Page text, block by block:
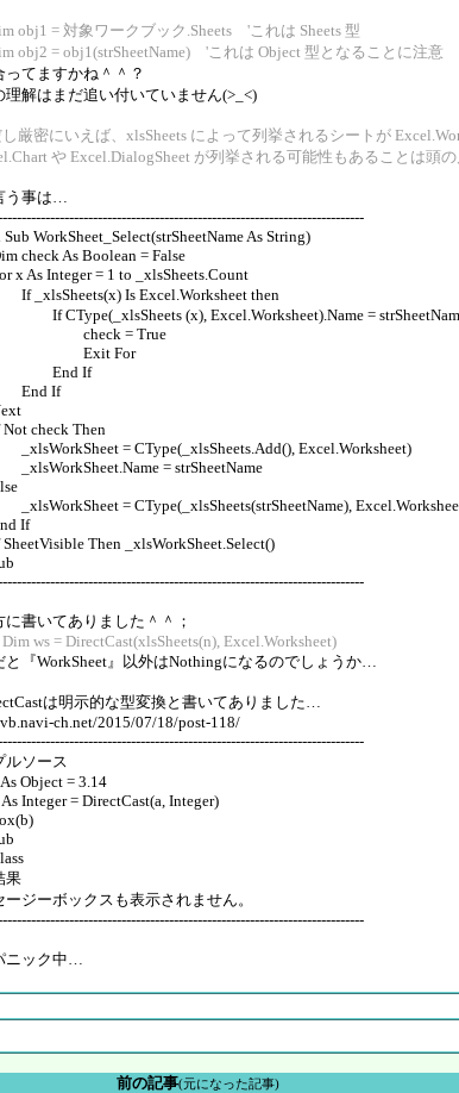
obj1 = 対象ワークブック.Sheets 'これは Sheets 型 …
obj2 = obj1(strSheetName) 'これは Object 型となることに
ってますかね＾＾？
理解はまだ追い付いていません(>_<)
厳密にいえば、xlsSheets によって列挙されるシートが
や Excel.DialogSheet が列挙される可能性もあることは頭
う事は…
WorkSheet_Select(strSheetName As String)
As Boolean = False
As Integer = 1 to _xlsSheets.Count
Is Excel.Worksheet then
(x), Excel.Worksheet).Name =
= True
For
If
If
check Then
= CType(_xlsSheets.Add(), Excel.Worksheet)
= strSheetName
= CType(_xlsSheets(strSheetName),
If
Then _xlsWorkSheet.Select()
に書いてありました＾＾；
ws = DirectCast(xlsSheets(n), Excel.Worksheet)
と『WorkSheet』以外はNothingになるのでしょうか…
は明示的な型変換と書いてありました…
ch.net/2015/07/18/post-118/
ルソース
Object = 3.14
Integer = DirectCast(a, Integer)
果
ージーボックスも表示されません。
ニック中…
前の記事(元になった記事)